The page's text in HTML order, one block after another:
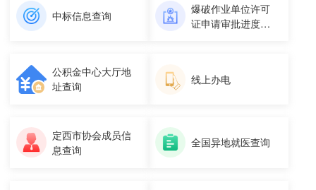
中标信息查询
爆破作业单位许可
证申请审批进度查
公积金中心大厅地
址查询
线上办电
定西市协会成员信
息查询
全国异地就医查询